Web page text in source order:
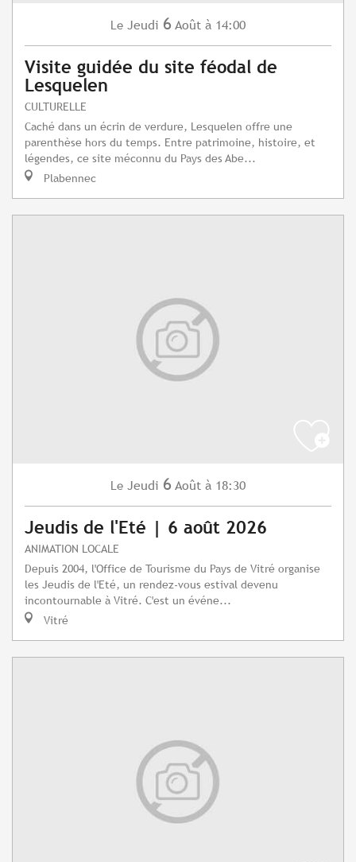
Le Jeudi 6 Août à 14:00
Visite guidée du site féodal de
Lesquelen
CULTURELLE
Caché dans un écrin de verdure, Lesquelen offre une
parenthèse hors du temps. Entre patrimoine, histoire, et
légendes, ce site méconnu du Pays des Abe...
Plabennec
Le Jeudi 6 Août à 18:30
Jeudis de l'Eté | 6 août 2026
ANIMATION LOCALE
Depuis 2004, l'Office de Tourisme du Pays de Vitré organise
les Jeudis de l'Eté, un rendez-vous estival devenu
incontournable à Vitré. C'est un événe...
Vitré